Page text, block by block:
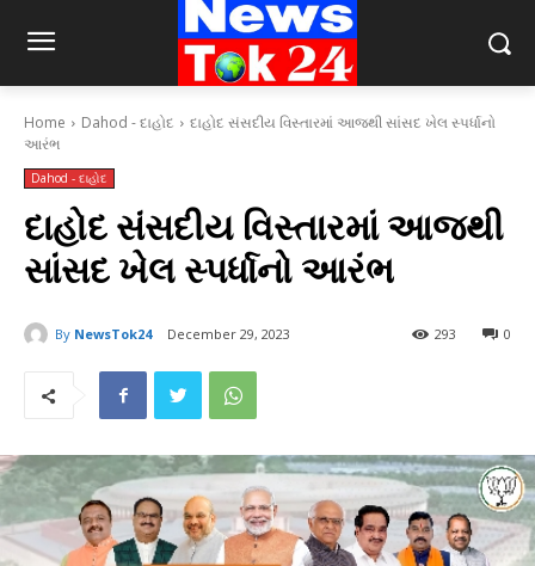
Home Dahod - દાહોદ
દાહોદ સંસદીય વિસ્તારમાં આજથી સાંસદ ખેલ સ્પર્ધાનો
આરંભ
Dahod - દાહોદ
દાહોદ સંસદીય વિસ્તારમાં આજથી
સાંસદ ખેલ સ્પર્ધાનો આરંભ
By NewsTok24 December 29, 2023 0
293